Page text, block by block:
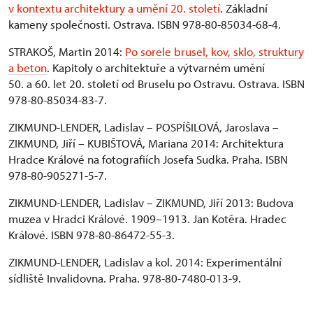
v kontextu architektury a umění 20. století. Základní
kameny společnosti. Ostrava. ISBN 978-80-85034-68-4.
STRAKOŠ, Martin 2014: Po sorele brusel, kov, sklo, struktury
a beton. Kapitoly o architektuře a výtvarném umění
50. a 60. let 20. století od Bruselu po Ostravu. Ostrava. ISBN
978-80-85034-83-7.
ZIKMUND-LENDER, Ladislav – POSPÍŠILOVÁ, Jaroslava –
ZIKMUND, Jiří – KUBIŠTOVÁ, Mariana 2014: Architektura
Hradce Králové na fotografiích Josefa Sudka. Praha. ISBN
978-80-905271-5-7.
ZIKMUND-LENDER, Ladislav – ZIKMUND, Jiří 2013: Budova
muzea v Hradci Králové. 1909–1913. Jan Kotěra. Hradec
Králové. ISBN 978-80-86472-55-3.
ZIKMUND-LENDER, Ladislav a kol. 2014: Experimentální
sídliště Invalidovna. Praha. 978-80-7480-013-9.